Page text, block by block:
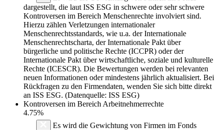
dargestellt, die laut ISS ESG in schwere oder sehr schwere
Kontroversen im Bereich Menschenrechte involviert sind.
Hierzu zählen Verletzungen internationaler
Menschenrechtsstandards, wie u.a. der Internationale
Menschenrechtscharta, der Internationale Pakt über
bürgerliche und politische Rechte (ICCPR) oder der
Internationale Pakt über wirtschaftliche, soziale und kulturelle
Rechte (ICESCR). Die Bewertungen werden bei relevanten
neuen Informationen oder mindestens jährlich aktualisiert. Bei
Rückfragen zu den Firmendaten, wenden Sie sich bitte direkt
an ISS ESG. (Datenquelle: ISS ESG)
Kontroversen im Bereich Arbeitnehmerrechte
4.75%
Es wird die Gewichtung von Firmen im Fonds